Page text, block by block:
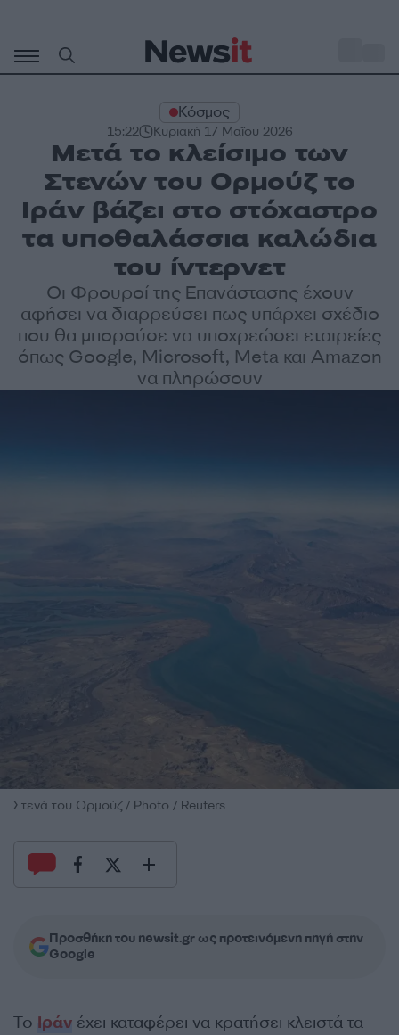
περιεχόμενο
Κόσμος
15:22 Κυριακή 17 Μαΐου 2026
Μετά το κλείσιμο των
Στενών του Ορμούζ το
Ιράν βάζει στο στόχαστρο
τα υποθαλάσσια καλώδια
του ίντερνετ
Οι Φρουροί της Επανάστασης έχουν
αφήσει να διαρρεύσει πως υπάρχει σχέδιο
που θα μπορούσε να υποχρεώσει εταιρείες
όπως Google, Microsoft, Meta και Amazon
να πληρώσουν
Στενά του Ορμούζ / Photo / Reuters
Προσθήκη του newsit.gr ως προτεινόμενη πηγή στην
Google
Το Ιράν έχει καταφέρει να κρατήσει κλειστά τα